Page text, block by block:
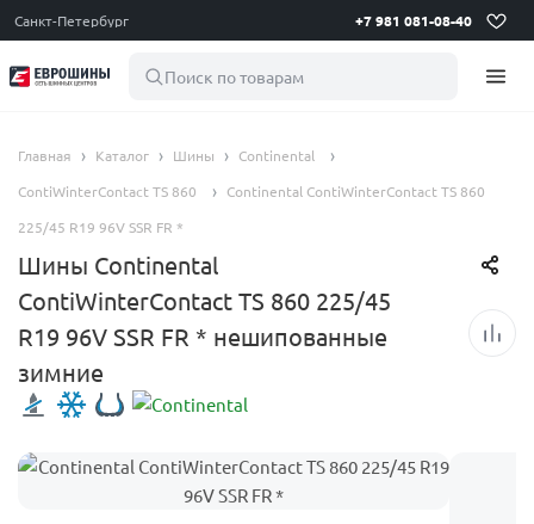
Санкт-Петербург +7 981 081-08-40
Поиск по товарам
Главная Каталог Шины
Continental
ContiWinterContact TS 860
Continental ContiWinterContact TS 860
225/45 R19 96V SSR FR *
Шины Continental
ContiWinterContact TS 860 225/45
R19 96V SSR FR * нешипованные
зимние